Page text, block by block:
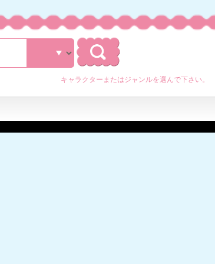
キャラクターまたはジャンルを選んで下さい。